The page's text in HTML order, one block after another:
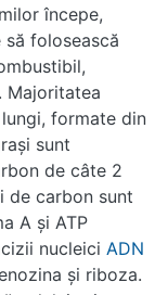
începe,
folosească
Majoritatea
formate din
sunt
de câte 2
de carbon sunt
A şi ATP
nucleici ADN
şi riboza.